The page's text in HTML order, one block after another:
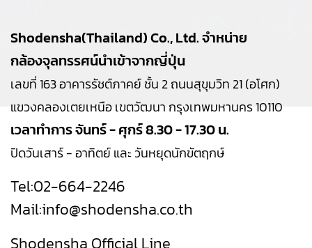
Shodensha(Thailand) Co., Ltd. จำหน่าย
กล้องจุลทรรศน์นำเข้าจากญี่ปุ่น
เลขที่ 163 อาคารรัชต์ภาคย์ ชั้น 2 ถนนสุขุมวิท 21 (อโศก)
แขวงคลองเตยเหนือ เขตวัฒนา กรุงเทพมหานคร 10110
เวลาทำการ จันทร์ - ศุกร์ 8.30 - 17.30 น.
ปิดวันเสาร์ - อาทิตย์ และ วันหยุดนักขัตฤกษ์
Tel:02-664-2246
Mail:info@shodensha.co.th